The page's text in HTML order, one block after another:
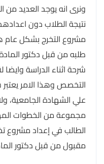
ونرى انه يوجد العديد من
نتيجة الطلاب دون
مشروع التخرج بشكل
طلبه من قبل دكتور
شرحة اثناء الدراسة
التخصص وهذا الامر
علي الشهادة الجامعية،
مجموعة من الخطوات
الطالب في إعداد مشروع
مقبول من قبل دكتور